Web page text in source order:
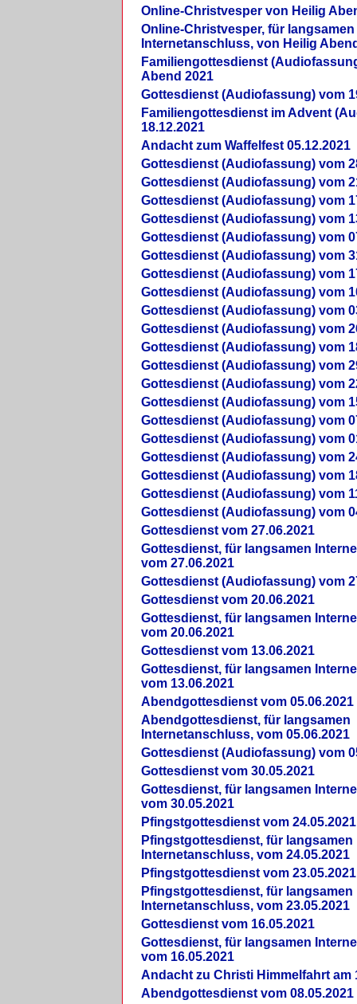
Online-Christvesper von Heilig
Online-Christvesper, für langsamen
Internetanschluss, von Heilig
Familiengottesdienst
Abend 2021
Gottesdienst (Audiofassung) vom
Familiengottesdienst im Advent
18.12.2021
Andacht zum Waffelfest 05.12.2021
Gottesdienst (Audiofassung) vom
Gottesdienst (Audiofassung) vom
Gottesdienst (Audiofassung) vom
Gottesdienst (Audiofassung) vom
Gottesdienst (Audiofassung) vom
Gottesdienst (Audiofassung) vom
Gottesdienst (Audiofassung) vom
Gottesdienst (Audiofassung) vom
Gottesdienst (Audiofassung) vom
Gottesdienst (Audiofassung) vom
Gottesdienst (Audiofassung) vom
Gottesdienst (Audiofassung) vom
Gottesdienst (Audiofassung) vom
Gottesdienst (Audiofassung) vom
Gottesdienst (Audiofassung) vom
Gottesdienst (Audiofassung) vom
Gottesdienst (Audiofassung) vom
Gottesdienst (Audiofassung) vom
Gottesdienst (Audiofassung) vom
Gottesdienst (Audiofassung) vom
Gottesdienst vom 27.06.2021
Gottesdienst, für langsamen
vom 27.06.2021
Gottesdienst (Audiofassung) vom
Gottesdienst vom 20.06.2021
Gottesdienst, für langsamen
vom 20.06.2021
Gottesdienst vom 13.06.2021
Gottesdienst, für langsamen
vom 13.06.2021
Abendgottesdienst vom 05.06.2021
Abendgottesdienst, für langsamen
Internetanschluss, vom 05.06.2021
Gottesdienst (Audiofassung) vom
Gottesdienst vom 30.05.2021
Gottesdienst, für langsamen
vom 30.05.2021
Pfingstgottesdienst vom 24.05.2021
Pfingstgottesdienst, für langsamen
Internetanschluss, vom 24.05.2021
Pfingstgottesdienst vom 23.05.2021
Pfingstgottesdienst, für langsamen
Internetanschluss, vom 23.05.2021
Gottesdienst vom 16.05.2021
Gottesdienst, für langsamen
vom 16.05.2021
Andacht zu Christi Himmelfahrt am
Abendgottesdienst vom 08.05.2021